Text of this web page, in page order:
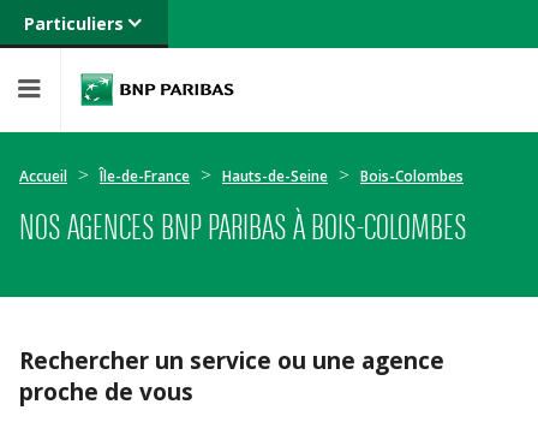
Particuliers
Banque privée
Entreprises
Accueil Île-de-France Hauts-de-Seine Bois-Colombes
NOS AGENCES BNP PARIBAS À BOIS-COLOMBES
Rechercher un service ou une agence
proche de vous